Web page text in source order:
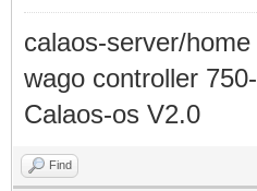
calaos-server/
wago controller
Calaos-os V2.0
Find